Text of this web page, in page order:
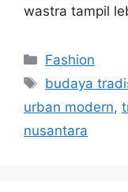
wastra tampil
Categories
Fashion
Tags
budaya
urban modern,
nusantara